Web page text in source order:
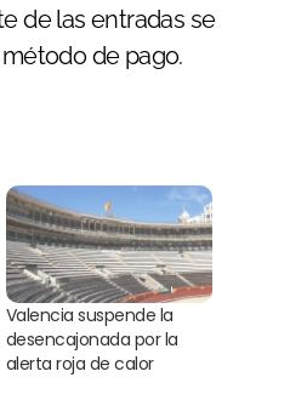
de las entradas se
de pago.
Valencia suspende la
desencajonada por la
alerta roja de calor